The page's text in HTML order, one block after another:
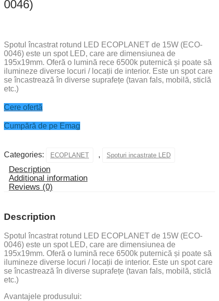
0046)
Spotul încastrat rotund LED ECOPLANET de 15W (ECO-
0046) este un spot LED, care are dimensiunea de
195x19mm. Oferă o lumină rece 6500k puternică și poate să
ilumineze diverse locuri / locații de interior. Este un spot care
se încastrează în diverse suprafețe (tavan fals, mobilă, sticlă
etc.)
Cere ofertă
Cumpără de pe Emag
Categories: ECOPLANET , Spoturi incastrate LED
Description
Additional information
Reviews (0)
Description
Spotul încastrat rotund LED ECOPLANET de 15W (ECO-
0046) este un spot LED, care are dimensiunea de
195x19mm. Oferă o lumină rece 6500k puternică și poate să
ilumineze diverse locuri / locații de interior. Este un spot care
se încastrează în diverse suprafețe (tavan fals, mobilă, sticlă
etc.)
Avantajele produsului: